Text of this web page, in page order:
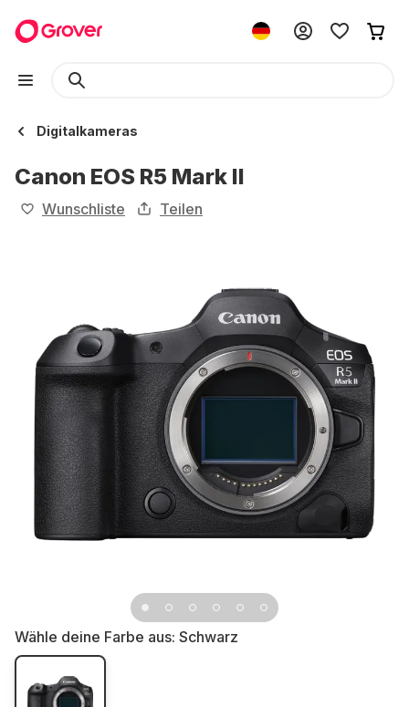
Digitalkameras
Canon EOS R5 Mark II
Wunschliste Teilen
Wähle deine Farbe aus: Schwarz